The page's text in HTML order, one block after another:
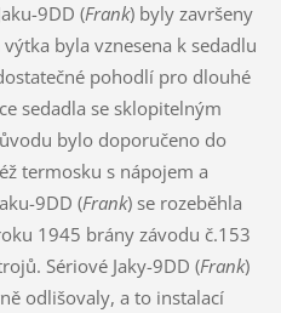
9DD (Frank) byly završeny
byla vznesena k sedadlu
pohodlí pro dlouhé
sedadla se sklopitelným
bylo doporučeno do
termosku s nápojem a
9DD (Frank) se rozeběhla
1945 brány závodu č.153
Sériové Jaky-9DD (Frank)
odlišovaly, a to instalací